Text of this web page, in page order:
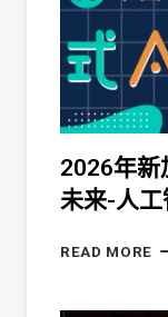
2026年新
未来-人
READ MORE